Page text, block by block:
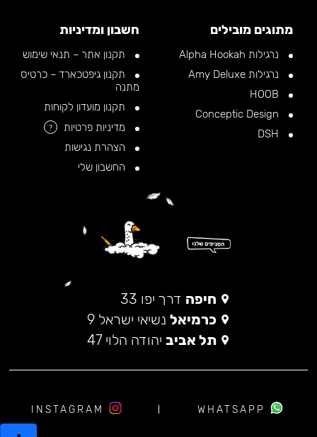
מתוגים מובילים
נרגילות Alpha Hookah
נרגילות Amy Deluxe
חשבון ומדיניות
תקנון אתר – תנאי שימוש
תקנון גיפטכארד – כרטיס
מתנה
תקנון מועדון לקוחות
מדיניות פרטיות
?
הצהרת נגישות
החשבון שלי
חיפה דרך יפו 33
כרמיאל נשיאי ישראל 9
תל אביב יהודה הלוי 47
WHATSAPP
INSTAGRAM